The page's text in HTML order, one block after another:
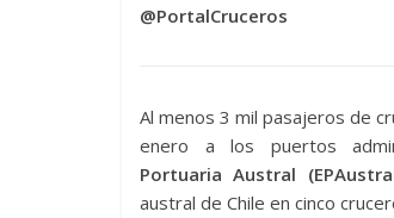
@PortalCruceros
Al menos 3 mil pasajeros de
enero a los puertos
Portuaria Austral
austral de Chile en cinco